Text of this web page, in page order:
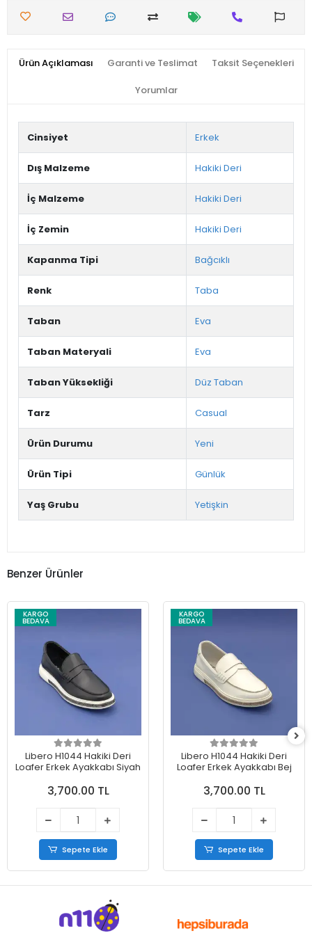
Ürün Açıklaması Garanti ve Teslimat Taksit Seçenekleri
Yorumlar
Cinsiyet Erkek
Dış Malzeme Hakiki Deri
İç Malzeme Hakiki Deri
İç Zemin Hakiki Deri
Kapanma Tipi Bağcıklı
Renk Taba
Taban Eva
Taban Materyali Eva
Taban Yüksekliği Düz Taban
Tarz Casual
Ürün Durumu Yeni
Ürün Tipi Günlük
Yaş Grubu Yetişkin
Benzer Ürünler
KARGO
BEDAVA
Libero H1044 Hakiki Deri
Loafer Erkek Ayakkabı Siyah
3,700.00 TL
Sepete Ekle
KARGO
BEDAVA
Libero H1044 Hakiki Deri
Loafer Erkek Ayakkabı Bej
3,700.00 TL
Sepete Ekle